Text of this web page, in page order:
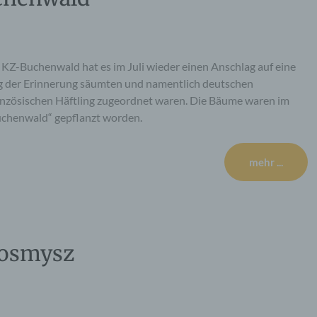
Buchenwald hat es im Juli wieder einen Anschlag auf eine
der Erinnerung säumten und namentlich deutschen
Häftling zugeordnet waren. Die Bäume waren im
gepflanzt worden.
mehr ...